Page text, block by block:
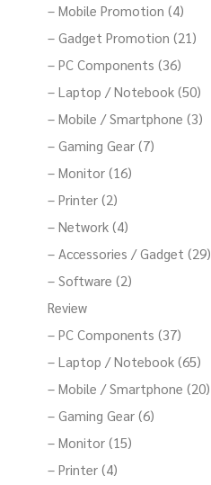
– Mobile Promotion (4)
– Gadget Promotion (21)
– PC Components (36)
– Laptop / Notebook (50)
– Mobile / Smartphone (3)
– Gaming Gear (7)
– Monitor (16)
– Printer (2)
– Network (4)
– Accessories / Gadget (29)
– Software (2)
Review
– PC Components (37)
– Laptop / Notebook (65)
– Mobile / Smartphone (20)
– Gaming Gear (6)
– Monitor (15)
– Printer (4)